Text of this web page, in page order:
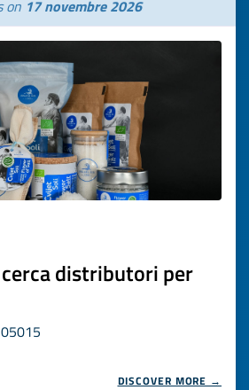
on 17 novembre 2026
distributori per
DISCOVER MORE →